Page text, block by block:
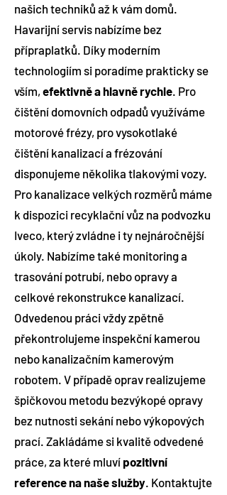
našich techniků až k vám domů.
Havarijní servis nabízíme bez
přípraplatků. Díky moderním
technologiím si poradíme prakticky se
vším, efektivně a hlavně rychle. Pro
čištění domovních odpadů využíváme
motorové frézy, pro vysokotlaké
čištění kanalizací a frézování
disponujeme několika tlakovými vozy.
Pro kanalizace velkých rozměrů máme
k dispozici recyklační vůz na podvozku
Iveco, který zvládne i ty nejnáročnější
úkoly. Nabízíme také monitoring a
trasování potrubí, nebo opravy a
celkové rekonstrukce kanalizací.
Odvedenou práci vždy zpětně
překontrolujeme inspekční kamerou
nebo kanalizačním kamerovým
robotem. V případě oprav realizujeme
špičkovou metodu bezvýkopé opravy
bez nutnosti sekání nebo výkopových
prací. Zakládáme si kvalitě odvedené
práce, za které mluví pozitivní
reference na naše služby. Kontaktujte